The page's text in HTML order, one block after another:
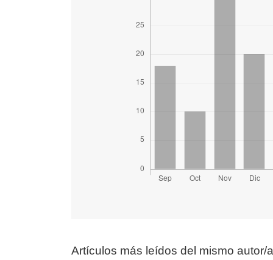
Artículos más leídos del mismo autor/a